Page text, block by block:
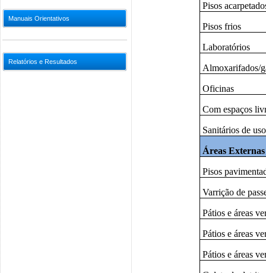
Manuais Orientativos
Relatórios e Resultados
Pisos
Pisos frios
Laboratórios
Almoxarifados/
Oficinas
Com espaços
Sanitários de
Áreas Externas
Pisos
Varrição de
Pátios e áreas
Pátios e áreas
Pátios e áreas